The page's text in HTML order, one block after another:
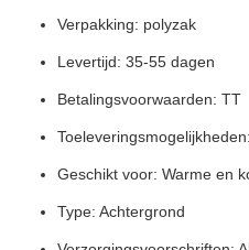
Verpakking: polyzak
Levertijd: 35-55 dagen
Betalingsvoorwaarden: TT
Geschikt voor: Warme en
Type: Achtergrond